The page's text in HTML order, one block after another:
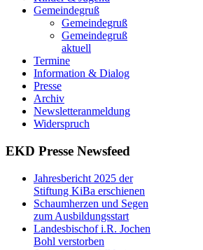
Gemeindegruß
Gemeindegruß
Gemeindegruß
aktuell
Termine
Information & Dialog
Presse
Archiv
Newsletteranmeldung
Widerspruch
EKD Presse Newsfeed
Jahresbericht 2025 der
Stiftung KiBa erschienen
Schaumherzen und Segen
zum Ausbildungsstart
Landesbischof i.R. Jochen
Bohl verstorben